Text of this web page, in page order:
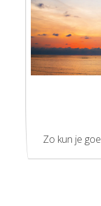
Zo kun je